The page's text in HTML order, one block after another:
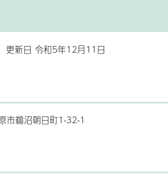
更新日 令和5年12月11日
市鵜沼朝日町1-32-1